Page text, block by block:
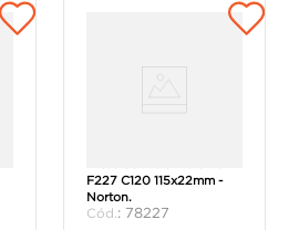
F227 C120 115x22mm -
Norton.
: 78227